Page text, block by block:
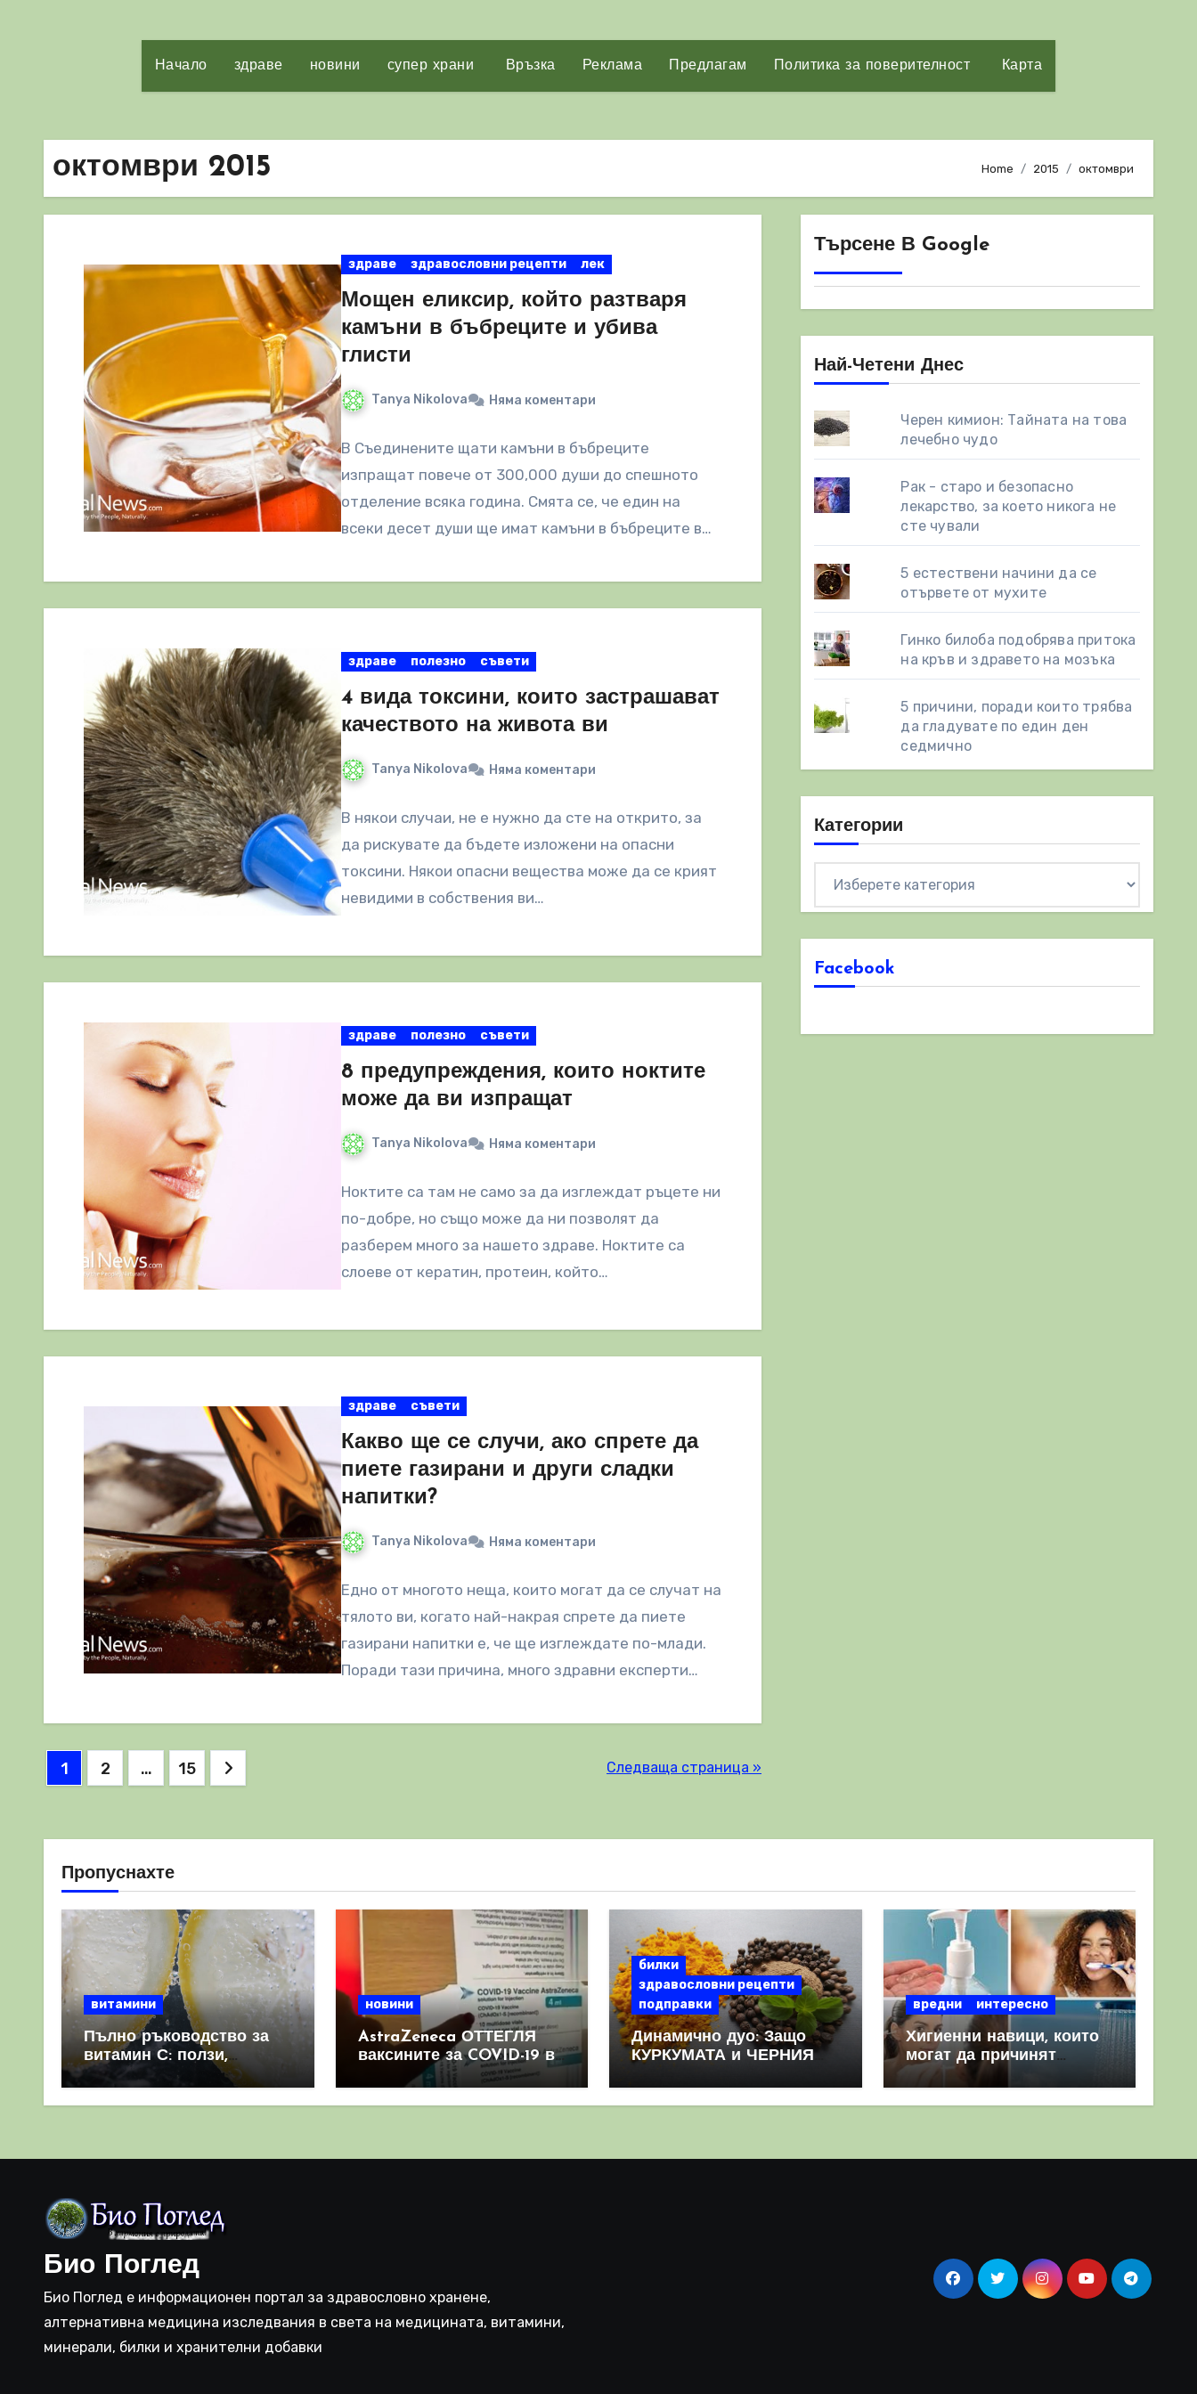
Начало здраве новини супер храни Връзка Реклама Предлагам Политика за поверителност Карта
октомври 2015 Home 2015 октомври
здраве здравословни рецепти лек
Мощен еликсир, който разтваря
камъни в бъбреците и убива
глисти
Tanya Nikolova Няма коментари
В Съединените щати камъни в бъбреците
изпращат повече от 300,000 души до спешното
отделение всяка година. Смята се, че един на
всеки десет души ще имат камъни в бъбреците в…
здраве полезно съвети
4 вида токсини, които застрашават
качеството на живота ви
Tanya Nikolova Няма коментари
В някои случаи, не е нужно да сте на открито, за
да рискувате да бъдете изложени на опасни
токсини. Някои опасни вещества може да се крият
невидими в собствения ви…
здраве полезно съвети
8 предупреждения, които ноктите
може да ви изпращат
Tanya Nikolova Няма коментари
Ноктите са там не само за да изглеждат ръцете ни
по-добре, но също може да ни позволят да
разберем много за нашето здраве. Ноктите са
слоеве от кератин, протеин, който…
здраве съвети
Какво ще се случи, ако спрете да
пиете газирани и други сладки
напитки?
Tanya Nikolova Няма коментари
Едно от многото неща, които могат да се случат на
тялото ви, когато най-накрая спрете да пиете
газирани напитки е, че ще изглеждате по-млади.
Поради тази причина, много здравни експерти…
Разделяне
публикациите
на
страници
1 2 … 15 Следваща страница »
Търсене В Google
Най-Четени Днес
Черен кимион: Тайната на това
лечебно чудо
Рак - старо и безопасно
лекарство, за което никога не
сте чували
5 естествени начини да се
отървете от мухите
Гинко билоба подобрява притока
на кръв и здравето на мозъка
5 причини, поради които трябва
да гладувате по един ден
седмично
Категории
Facebook
Пропуснахте
витамини
Пълно ръководство за
витамин С: ползи,
източници и защо е
важен за имунната
новини
AstraZeneca ОТТЕГЛЯ
ваксините за COVID-19 в
световен мащаб, след
като призна, че те
билки
здравословни рецепти
подправки
Динамично дуо: Защо
КУРКУМАТА и ЧЕРНИЯ
комбинация
вредни интересно
Хигиенни навици, които
могат да причинят
повече вреда, отколкото
полза
Био Поглед
Био Поглед е информационен портал за здравословно хранене,
алтернативна медицина изследвания в света на медицината, витамини,
минерали, билки и хранителни добавки